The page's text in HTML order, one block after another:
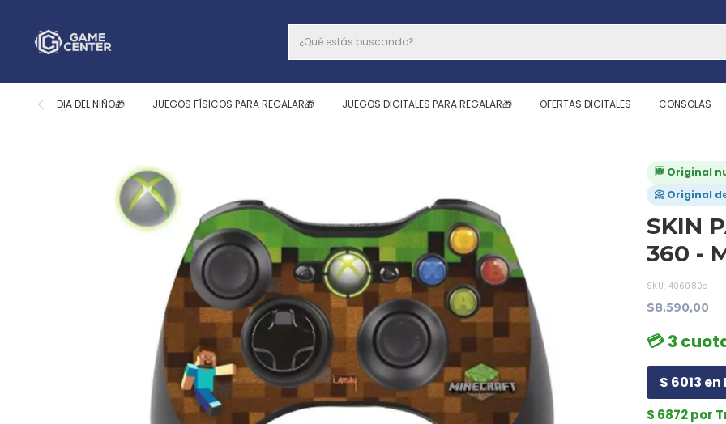
DIA DEL NIÑO🎁 JUEGOS FÍSICOS PARA REGALAR🎁 JUEGOS DIGITALES PARA REGALAR🎁 OFERTAS DIGITALES CONSOLAS
🆕 Original
📀 Original
SKIN
360 -
SKU: 406080a
$8.590,00
💳 3
$ 6013
$ 6872 por